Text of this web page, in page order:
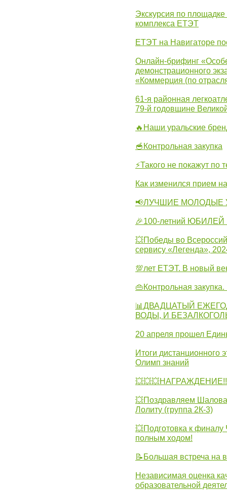
Экскурсия по
комплекса ЕТЭТ
ЕТЭТ на Навигаторе
Онлайн-брифинг
демонстрационного
«Коммерция (по
61-я районная
79-й годовщине
🔥Наши уральские
🥣Контрольная закупка
⚡Такого не покажут по
Как изменился прием
📢ЛУЧШИЕ МОЛОДЫЕ
🎉100-летний ЮБИЛЕЙ
💥Победы во
сервису «Легенда»,
💯лет ЕТЭТ. В новый
👜Контрольная
📊ДВАДЦАТЫЙ
ВОДЫ, И
20 апреля прошел
Итоги дистанционного
Олимп знаний
💥Поздравляем
Лолиту (группа 2К-3)
💥Подготовка к
полным ходом!
📝Большая встреча на
Независимая оценка
образовательной